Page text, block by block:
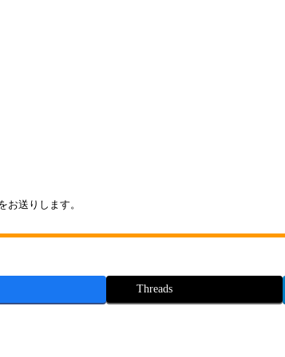
送りします。
Threads